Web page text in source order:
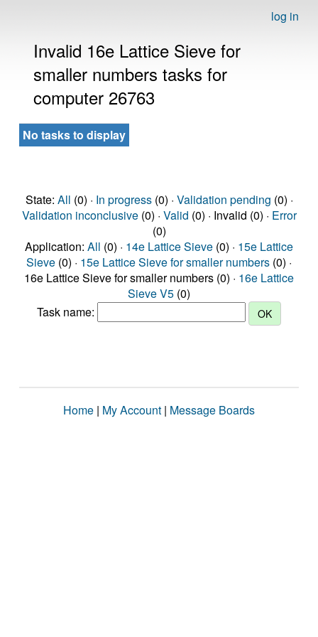
log in
Invalid 16e Lattice Sieve for
smaller numbers tasks for
computer 26763
No tasks to display
State: All (0) · In progress(0) · Validation pending (0) ·
Validation inconclusive(0) · Valid (0) · Invalid (0) · Error
(0)
Application: All (0) · 14e Lattice Sieve (0) · 15e Lattice
Sieve (0) · 15e Lattice Sieve for smaller numbers (0) ·
16e Lattice Sieve for smaller numbers (0) · 16e Lattice
Sieve V5 (0)
Task name:
Home | My Account | Message Boards